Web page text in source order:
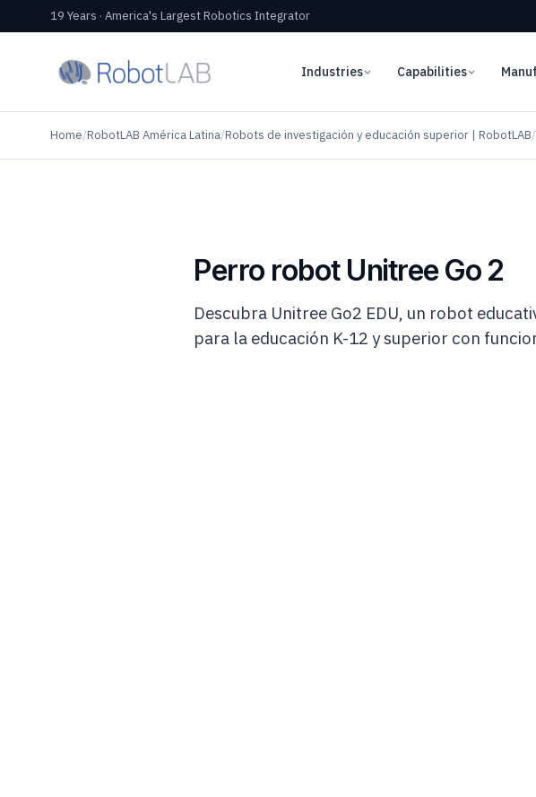
19 Years · America's Largest Robotics Integrator
Industries Capabilities
Home/RobotLAB América Latina/Robots de investigación y educación superior | RobotLAB/
Perro robot Unitree Go 2
Descubra Unitree Go2 EDU, un robot
para la educación K-12 y superior con